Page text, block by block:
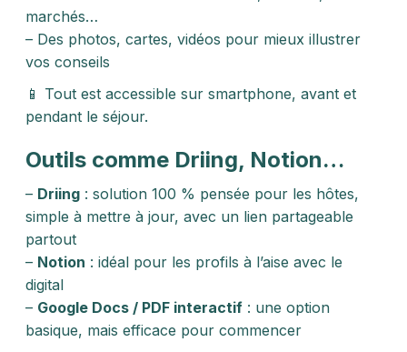
marchés…
– Des photos, cartes, vidéos pour mieux illustrer
vos conseils
📱 Tout est accessible sur smartphone, avant et
pendant le séjour.
Outils comme Driing, Notion…
– Driing : solution 100 % pensée pour les hôtes,
simple à mettre à jour, avec un lien partageable
partout
– Notion : idéal pour les profils à l’aise avec le
digital
– Google Docs / PDF interactif : une option
basique, mais efficace pour commencer